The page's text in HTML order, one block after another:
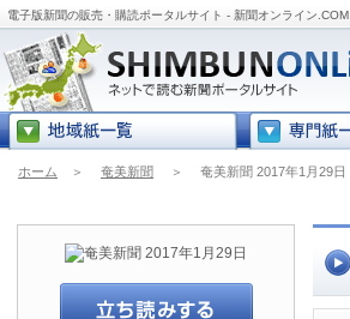
電子版新聞の販売・購読ポータルサイト - 新聞オンライン.COM
ホーム ＞ 奄美新聞 ＞ 奄美新聞 2017年1月29日